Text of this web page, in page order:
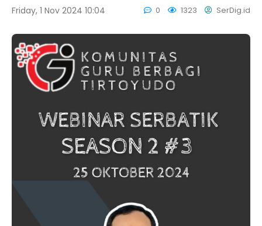
Friday, 1 Nov 2024 10:04 0 1323 SerDig.id